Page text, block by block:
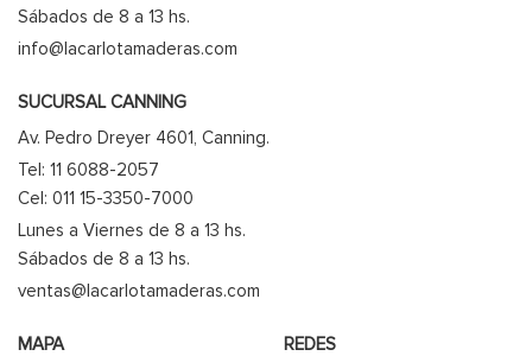
Sábados de 8 a 13 hs.
info@lacarlotamaderas.com
SUCURSAL CANNING
Av. Pedro Dreyer 4601, Canning.
Tel: 11 6088-2057
Cel: 011 15-3350-7000
Lunes a Viernes de 8 a 13 hs.
Sábados de 8 a 13 hs.
ventas@lacarlotamaderas.com
MAPA
REDES